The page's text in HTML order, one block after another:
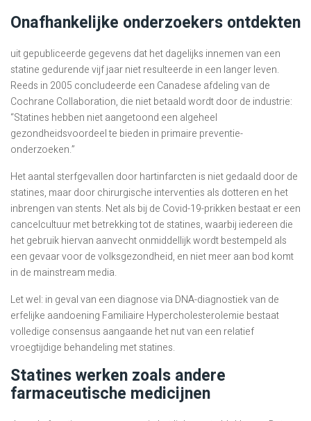
Onafhankelijke onderzoekers ontdekten
uit gepubliceerde gegevens dat het dagelijks innemen van een
statine gedurende vijf jaar niet resulteerde in een langer leven.
Reeds in 2005 concludeerde een Canadese afdeling van de
Cochrane Collaboration, die niet betaald wordt door de industrie:
“Statines hebben niet aangetoond een algeheel
gezondheidsvoordeel te bieden in primaire preventie-
onderzoeken.”
Het aantal sterfgevallen door hartinfarcten is niet gedaald door de
statines, maar door chirurgische interventies als dotteren en het
inbrengen van stents. Net als bij de Covid-19-prikken bestaat er een
cancelcultuur met betrekking tot de statines, waarbij iedereen die
het gebruik hiervan aanvecht onmiddellijk wordt bestempeld als
een gevaar voor de volksgezondheid, en niet meer aan bod komt
in de mainstream media.
Let wel: in geval van een diagnose via DNA-diagnostiek van de
erfelijke aandoening Familiaire Hypercholesterolemie bestaat
volledige consensus aangaande het nut van een relatief
vroegtijdige behandeling met statines.
Statines werken zoals andere
farmaceutische medicijnen